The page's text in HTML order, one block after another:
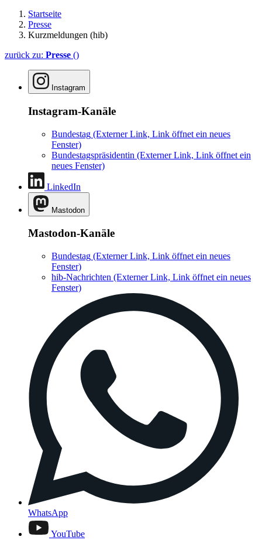
Startseite
Presse
Kurzmeldungen (hib)
zurück zu: Presse ()
Instagram
Instagram-Kanäle
Bundestag (Externer Link, Link öffnet ein neues
Fenster)
Bundestagspräsidentin (Externer Link, Link öffnet ein
neues Fenster)
LinkedIn
Mastodon
Mastodon-Kanäle
Bundestag (Externer Link, Link öffnet ein neues
Fenster)
hib-Nachrichten (Externer Link, Link öffnet ein neues
Fenster)
WhatsApp
YouTube